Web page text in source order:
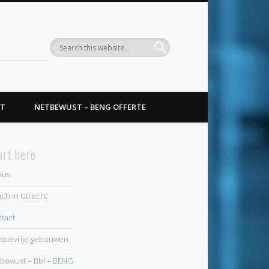
NETBEWUST – BENG OFFERTE
here
in Utrecht
gebouwen
– Bbl – BENG